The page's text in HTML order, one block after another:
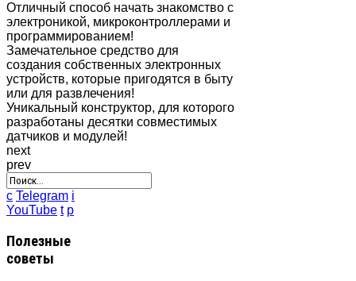
Отличный способ начать знакомство с
электроникой, микроконтроллерами и
программированием!
Замечательное средство для
создания собственных электронных
устройств, которые пригодятся в быту
или для развлечения!
Уникальный конструктор, для которого
разработаны десятки совместимых
датчиков и модулей!
next
prev
c Telegram i
YouTube t p
Полезные
советы